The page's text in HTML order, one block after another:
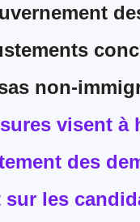
non-
visent à
des
les